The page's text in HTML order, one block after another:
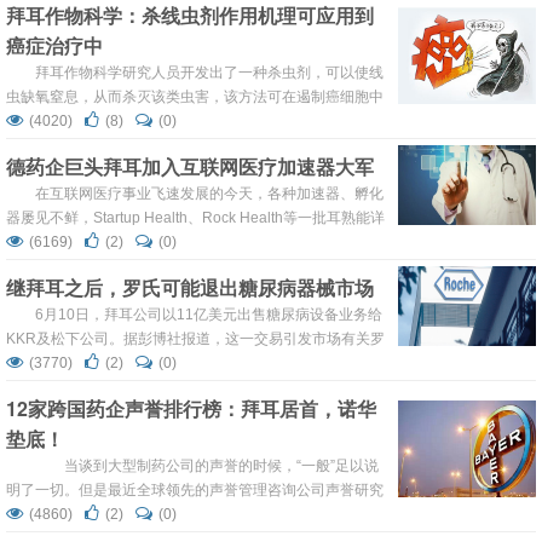
拜耳作物科学将转变成作物科学业务部。未来拜耳将把普药
和特药领域的处方药产品组合以及放射业务统一整合到处方
药业务部。大众健康业务部包括过敏、止痛、心...
拜耳作物科学：杀线虫剂作用机理可应用到
癌症治疗中
拜耳作物科学研究人员开发出了一种杀虫剂，可以使线
虫缺氧窒息，从而杀灭该类虫害，该方法可在遏制癌细胞中
起到作用。 在拜耳退出塑料业务之后，在作物、人类和宠物
制药公司却不以为然。 拜耳首席执行官Marijn Dekkers表
示，作物和人类的许多作用机制在分子水平受到相同的基础
化...
(4020) (8) (0)
德药企巨头拜耳加入互联网医疗加速器大军
在互联网医疗事业飞速发展的今天，各种加速器、孵化
器屡见不鲜，Startup Health、Rock Health等一批耳熟能详
的先驱者，也已经在数年中培育出了数十家优秀的互联网医
于其规模和制度等因素的约束，在扶植此领域的公司方面稍
显落后，不过现在迎头赶上仍为时未晚。 2015年8月，总部
位于德国柏林的...
(6169) (2) (0)
继拜耳之后，罗氏可能退出糖尿病器械市场
6月10日，拜耳公司以11亿美元出售糖尿病设备业务给
KKR及松下公司。据彭博社报道，这一交易引发市场有关罗
氏紧随其后退出同一业务的猜测。罗氏公司的血糖仪业务目
年的降价后，这两块业务在美国，这个全球最大的市场，一
直停滞不前。 但是，就目前而言，出售的可能性似乎不大。
巴克莱的分析师Michael Leu...
(3770) (2) (0)
12家跨国药企声誉排行榜：拜耳居首，诺华
垫底！
当谈到大型制药公司的声誉的时候，“一般”足以说
明了一切。但是最近全球领先的声誉管理咨询公司声誉研究
所公布的一份研究报告，将主要的制药公司长期以来定位在
(4860) (2) (0)